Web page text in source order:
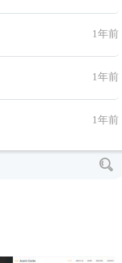
1年前
1年前
1年前